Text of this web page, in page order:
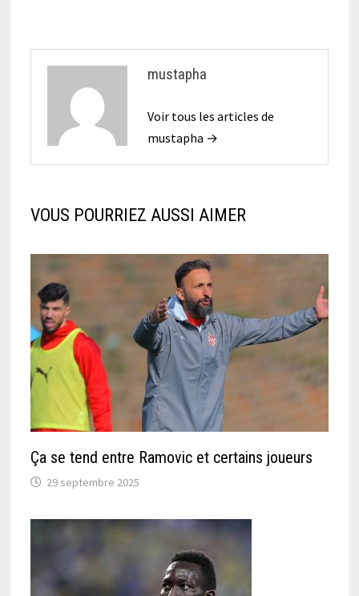
mustapha
Voir tous les articles de
mustapha →
VOUS POURRIEZ AUSSI AIMER
Ça se tend entre Ramovic et certains joueurs
29 septembre 2025